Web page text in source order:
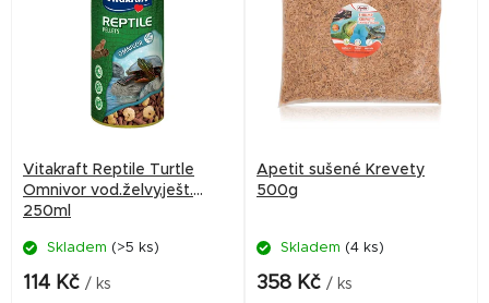
o
d
Vitakraft Reptile Turtle
Omnivor vod.želvy,ješt.
250ml
Skladem (>5 ks)
114 Kč / ks
Apetit sušené Krevety
500g
Skladem (4 ks)
358 Kč / ks